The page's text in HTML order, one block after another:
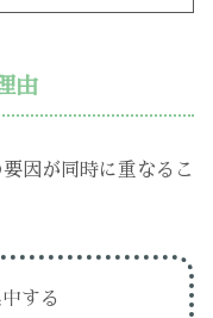
由
因が同時に重なるこ
する